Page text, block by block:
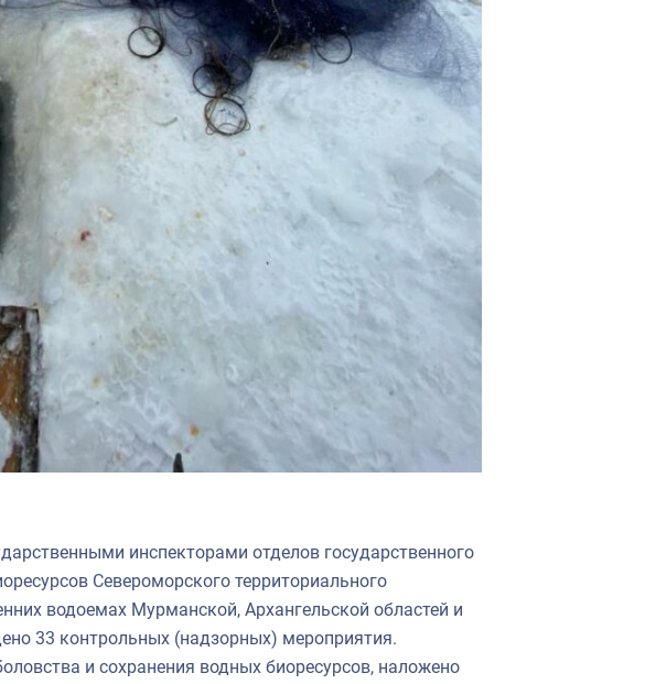
инспекторами отделов государственного
Североморского территориального
водоемах Мурманской, Архангельской областей и
33 контрольных (надзорных) мероприятия.
и сохранения водных биоресурсов, наложено